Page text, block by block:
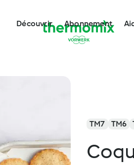
Découvrir Abonnement
TM7 TM6